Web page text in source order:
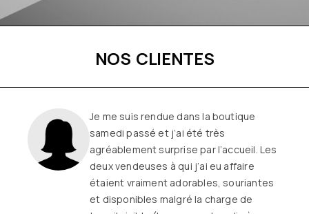
NOS CLIENTES
Une boutique familiale, à l’écoute et
remplie de joie de vivre
Les
vêtements sont de qualité, tendances
et originaux pour différentes
morphologies
et ça fait très
longtemps que j’y vais (depuis le début